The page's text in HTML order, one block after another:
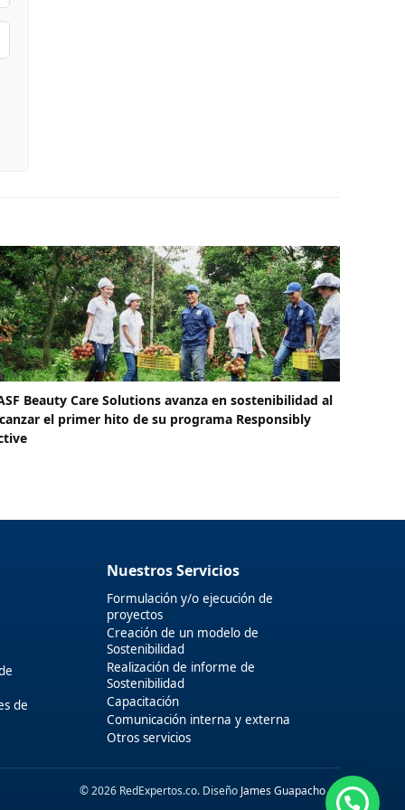
Beauty Care Solutions avanza en sostenibilidad al
el primer hito de su programa Responsibly
de
Nuestros Servicios
Formulación y/o ejecución de
proyectos
Creación de un modelo de
Sostenibilidad
Realización de informe de
Sostenibilidad
Capacitación
Comunicación interna y externa
Otros servicios
© 2026 RedExpertos.co. Diseño James Guapacho